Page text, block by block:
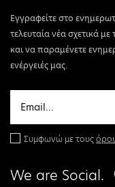
Εγγραφείτε στο
τελευταία νέα σχετικά
και να παραμένετε
ενέργειές μας.
Συμφωνώ με τους
We are Social.